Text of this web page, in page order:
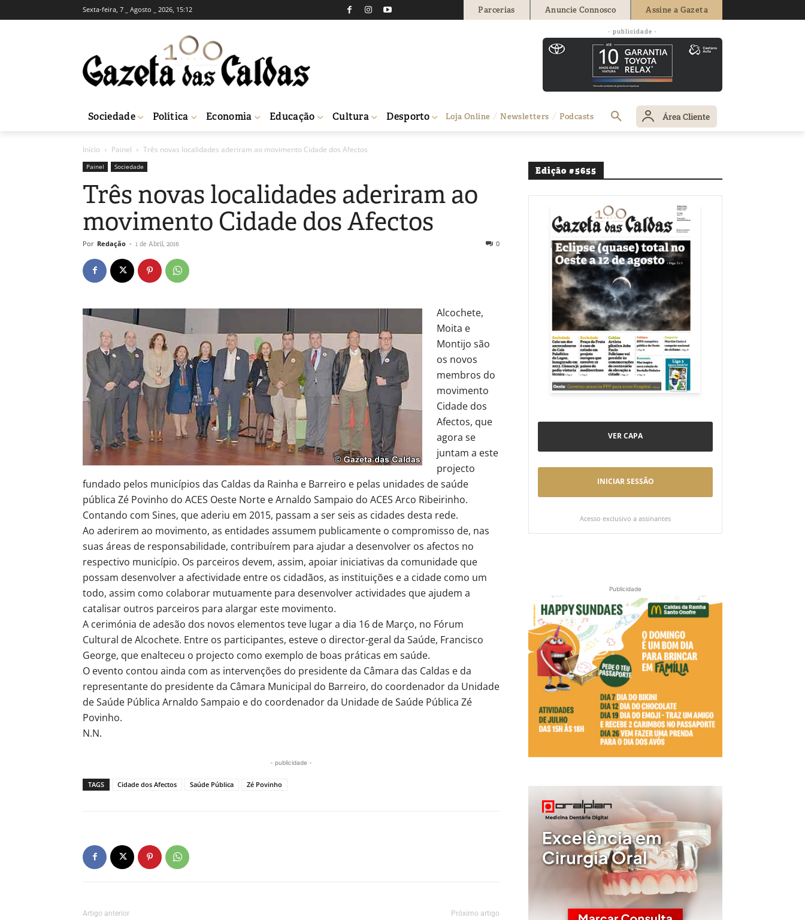
Sexta-feira, 7 _ Agosto _ 2026, 15:12 Parcerias Anuncie Connosco Assine a Gazeta
- publicidade -
Sociedade Política Economia Educação Cultura Desporto Loja Online Newsletters Podcasts Área Cliente
Início Painel Três novas localidades aderiram ao movimento Cidade dos Afectos
Painel Sociedade
Três novas localidades aderiram ao
movimento Cidade dos Afectos
Por Redação - 1 de Abril, 2016 0
Alcochete,
Moita e
Montijo são
os novos
membros do
movimento
Cidade dos
Afectos, que
agora se
juntam a este
projecto
fundado pelos municípios das Caldas da Rainha e Barreiro e pelas unidades de saúde
pública Zé Povinho do ACES Oeste Norte e Arnaldo Sampaio do ACES Arco Ribeirinho.
Contando com Sines, que aderiu em 2015, passam a ser seis as cidades desta rede.
Ao aderirem ao movimento, as entidades assumem publicamente o compromisso de, nas
suas áreas de responsabilidade, contribuírem para ajudar a desenvolver os afectos no
respectivo município. Os parceiros devem, assim, apoiar iniciativas da comunidade que
possam desenvolver a afectividade entre os cidadãos, as instituições e a cidade como um
todo, assim como colaborar mutuamente para desenvolver actividades que ajudem a
catalisar outros parceiros para alargar este movimento.
A cerimónia de adesão dos novos elementos teve lugar a dia 16 de Março, no Fórum
Cultural de Alcochete. Entre os participantes, esteve o director-geral da Saúde, Francisco
George, que enalteceu o projecto como exemplo de boas práticas em saúde.
O evento contou ainda com as intervenções do presidente da Câmara das Caldas e da
representante do presidente da Câmara Municipal do Barreiro, do coordenador da Unidade
de Saúde Pública Arnaldo Sampaio e do coordenador da Unidade de Saúde Pública Zé
Povinho.
N.N.
- publicidade -
TAGS Cidade dos Afectos Saúde Pública Zé Povinho
Artigo anterior Próximo artigo
Edição #5655
VER CAPA
INICIAR SESSÃO
Acesso exclusivo a assinantes
Publicidade